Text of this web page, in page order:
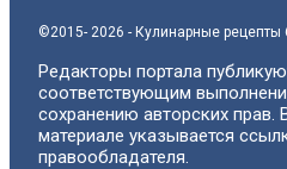
©2015- 2026 - Кулинарные
Редакторы портала
соответствующим
сохранению авторских
материале указывается
правообладателя.